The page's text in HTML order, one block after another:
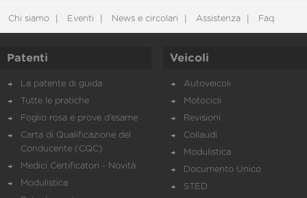
Chi siamo Eventi News e circolari Assistenza Faq
Patenti
La patente di guida
Tutte le pratiche
Foglio rosa e prove d’esame
Carta di Qualificazione del
Conducente (CQC)
Medici Certificatori - Novità
Modulistica
Veicoli
Autoveicoli
Motocicli
Revisioni
Collaudi
Modulistica
Documento Unico
STED